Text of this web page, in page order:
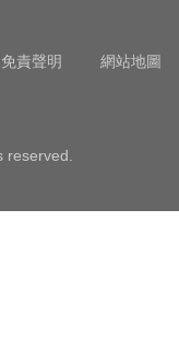
免責聲明 網站地圖